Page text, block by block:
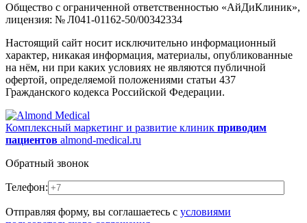
Общество с ограниченной ответственностью «АйДиКлиник»,
лицензия: № Л041-01162-50/00342334
Настоящий сайт носит исключительно информационный
характер, никакая информация, материалы, опубликованные
на нём, ни при каких условиях не являются публичной
офертой, определяемой положениями статьи 437
Гражданского кодекса Российской Федерации.
Комплексный маркетинг и развитие клиник приводим
пациентов almond-medical.ru
Обратный звонок
Телефон:
Отправляя форму, вы соглашаетесь с условиями